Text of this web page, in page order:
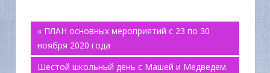
Навигация
по
« ПЛАН основных мероприятий с 23 по 30
ноября 2020 года
Шестой школьный день с Машей и Медведем.